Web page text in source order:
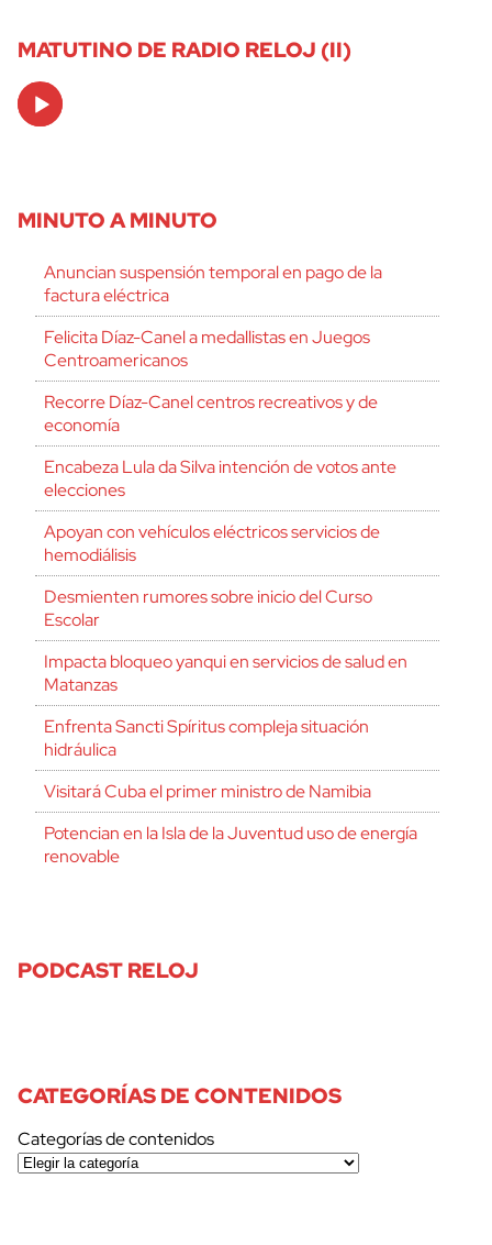
MATUTINO DE RADIO RELOJ (II)
Audio
Player
MINUTO A MINUTO
Anuncian suspensión temporal en pago de la
factura eléctrica
Felicita Díaz-Canel a medallistas en Juegos
Centroamericanos
Recorre Díaz-Canel centros recreativos y de
economía
Encabeza Lula da Silva intención de votos ante
elecciones
Apoyan con vehículos eléctricos servicios de
hemodiálisis
Desmienten rumores sobre inicio del Curso
Escolar
Impacta bloqueo yanqui en servicios de salud en
Matanzas
Enfrenta Sancti Spíritus compleja situación
hidráulica
Visitará Cuba el primer ministro de Namibia
Potencian en la Isla de la Juventud uso de energía
renovable
PODCAST RELOJ
CATEGORÍAS DE CONTENIDOS
Categorías de contenidos